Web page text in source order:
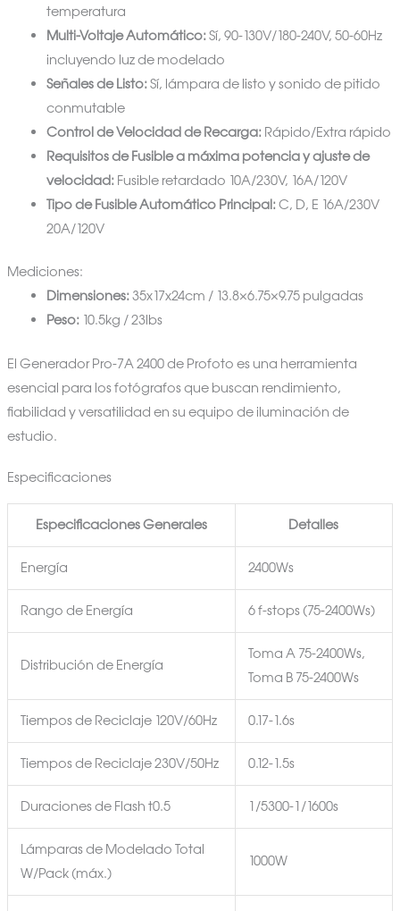
temperatura
Multi-Voltaje Automático: Sí, 90-130V/180-240V, 50-60Hz
incluyendo luz de modelado
Señales de Listo: Sí, lámpara de listo y sonido de pitido
conmutable
Control de Velocidad de Recarga: Rápido/Extra rápido
Requisitos de Fusible a máxima potencia y ajuste de
velocidad: Fusible retardado 10A/230V, 16A/120V
Tipo de Fusible Automático Principal: C, D, E 16A/230V
20A/120V
Mediciones:
Dimensiones: 35x17x24cm / 13.8×6.75×9.75 pulgadas
Peso: 10.5kg / 23lbs
El Generador Pro-7A 2400 de Profoto es una herramienta
esencial para los fotógrafos que buscan rendimiento,
fiabilidad y versatilidad en su equipo de iluminación de
estudio.
Especificaciones
Especificaciones Generales Detalles
Energía 2400Ws
Rango de Energía 6 f-stops (75-2400Ws)
Distribución de Energía
Toma A 75-2400Ws,
Toma B 75-2400Ws
Tiempos de Reciclaje 120V/60Hz 0.17-1.6s
Tiempos de Reciclaje 230V/50Hz 0.12-1.5s
Duraciones de Flash t0.5 1/5300-1/1600s
Lámparas de Modelado Total
W/Pack (máx.)
1000W